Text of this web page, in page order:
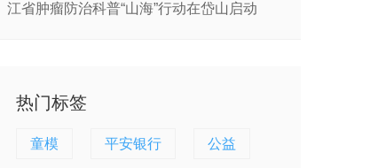
江省肿瘤防治科普“山海”行动在岱山启动
热门标签
童模 平安银行 公益